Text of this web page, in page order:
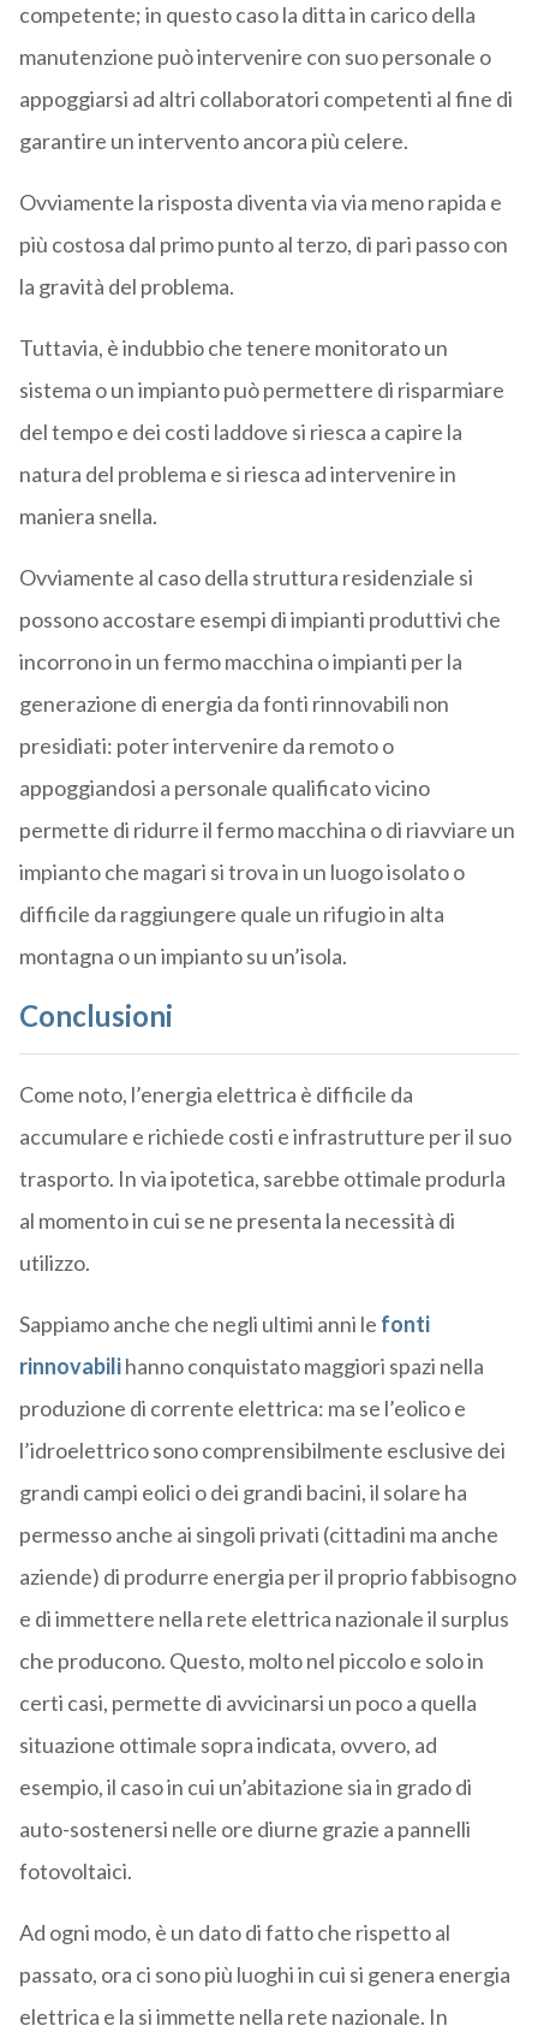
competente; in questo caso la ditta in carico della
manutenzione può intervenire con suo personale o
appoggiarsi ad altri collaboratori competenti al fine di
garantire un intervento ancora più celere.
Ovviamente la risposta diventa via via meno rapida e
più costosa dal primo punto al terzo, di pari passo con
la gravità del problema.
Tuttavia, è indubbio che tenere monitorato un
sistema o un impianto può permettere di risparmiare
del tempo e dei costi laddove si riesca a capire la
natura del problema e si riesca ad intervenire in
maniera snella.
Ovviamente al caso della struttura residenziale si
possono accostare esempi di impianti produttivi che
incorrono in un fermo macchina o impianti per la
generazione di energia da fonti rinnovabili non
presidiati: poter intervenire da remoto o
appoggiandosi a personale qualificato vicino
permette di ridurre il fermo macchina o di riavviare un
impianto che magari si trova in un luogo isolato o
difficile da raggiungere quale un rifugio in alta
montagna o un impianto su un’isola.
Conclusioni
Come noto, l’energia elettrica è difficile da
accumulare e richiede costi e infrastrutture per il suo
trasporto. In via ipotetica, sarebbe ottimale produrla
al momento in cui se ne presenta la necessità di
utilizzo.
Sappiamo anche che negli ultimi anni le fonti
rinnovabilihanno conquistato maggiori spazi nella
produzione di corrente elettrica: ma se l’eolico e
l’idroelettrico sono comprensibilmente esclusive dei
grandi campi eolici o dei grandi bacini, il solare ha
permesso anche ai singoli privati (cittadini ma anche
aziende) di produrre energia per il proprio fabbisogno
e di immettere nella rete elettrica nazionale il surplus
che producono. Questo, molto nel piccolo e solo in
certi casi, permette di avvicinarsi un poco a quella
situazione ottimale sopra indicata, ovvero, ad
esempio, il caso in cui un’abitazione sia in grado di
auto-sostenersi nelle ore diurne grazie a pannelli
fotovoltaici.
Ad ogni modo, è un dato di fatto che rispetto al
passato, ora ci sono più luoghi in cui si genera energia
elettrica e la si immette nella rete nazionale. In